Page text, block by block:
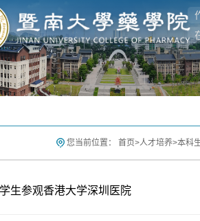
您当前位置： 首页>人才培养>本科
生参观香港大学深圳医院